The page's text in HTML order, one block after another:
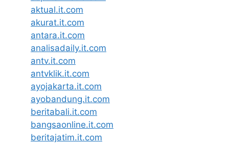
aktual.it.com
akurat.it.com
antara.it.com
analisadaily.it.com
antv.it.com
antvklik.it.com
ayojakarta.it.com
ayobandung.it.com
beritabali.it.com
bangsaonline.it.com
beritajatim.it.com